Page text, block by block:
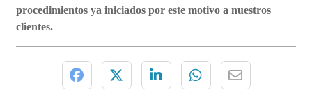
procedimientos ya iniciados por este motivo a nuestros
clientes.